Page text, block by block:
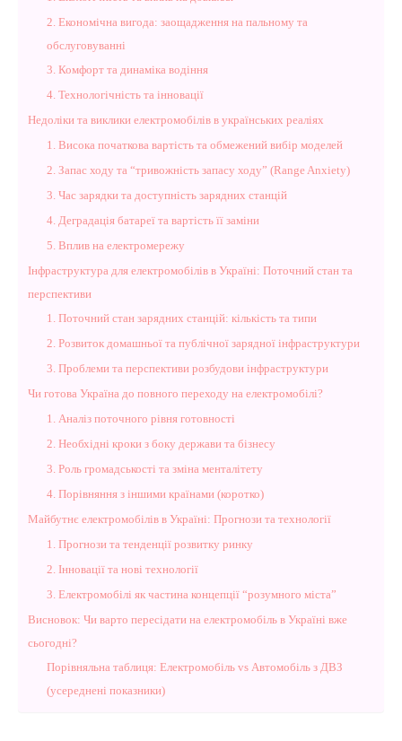
2. Економічна вигода: заощадження на пальному та
обслуговуванні
3. Комфорт та динаміка водіння
4. Технологічність та інновації
Недоліки та виклики електромобілів в українських реаліях
1. Висока початкова вартість та обмежений вибір моделей
2. Запас ходу та “тривожність запасу ходу” (Range Anxiety)
3. Час зарядки та доступність зарядних станцій
4. Деградація батареї та вартість її заміни
5. Вплив на електромережу
Інфраструктура для електромобілів в Україні: Поточний стан та
перспективи
1. Поточний стан зарядних станцій: кількість та типи
2. Розвиток домашньої та публічної зарядної інфраструктури
3. Проблеми та перспективи розбудови інфраструктури
Чи готова Україна до повного переходу на електромобілі?
1. Аналіз поточного рівня готовності
2. Необхідні кроки з боку держави та бізнесу
3. Роль громадськості та зміна менталітету
4. Порівняння з іншими країнами (коротко)
Майбутнє електромобілів в Україні: Прогнози та технології
1. Прогнози та тенденції розвитку ринку
2. Інновації та нові технології
3. Електромобілі як частина концепції “розумного міста”
Висновок: Чи варто пересідати на електромобіль в Україні вже
сьогодні?
Порівняльна таблиця: Електромобіль vs Автомобіль з ДВЗ
(усереднені показники)